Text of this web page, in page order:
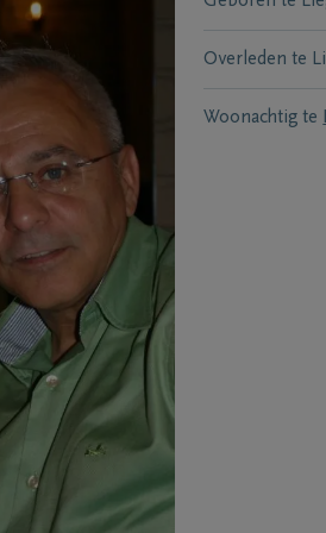
Overleden te
Woonachtig te